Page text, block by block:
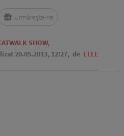
SHOW,
20.05.2013, 12:27, de ELLE
Urmărește-ne